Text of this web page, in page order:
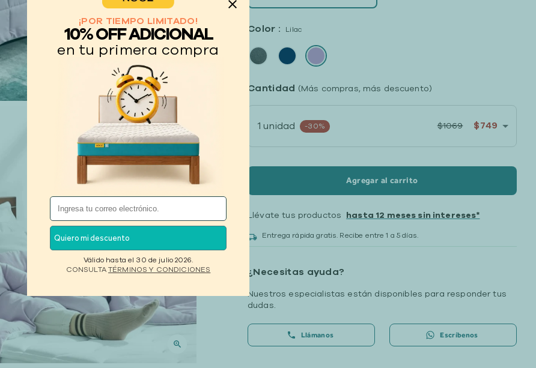
Color : Lilac
Cantidad (Más compras, más descuento)
1 unidad -30% $1069 $749
Agregar al carrito
Llévate tus productos hasta 12 meses sin intereses*
Entrega rápida gratis. Recibe entre 1 a 5 días.
¿Necesitas ayuda?
Nuestros especialistas están disponibles para responder tus
dudas.
Llámanos Escríbenos
¡POR TIEMPO LIMITADO!
10% OFF ADICIONAL
en tu primera compra
Quiero mi descuento
Válido hasta el 30 de julio 2026.
CONSULTATÉRMINOS Y CONDICIONES